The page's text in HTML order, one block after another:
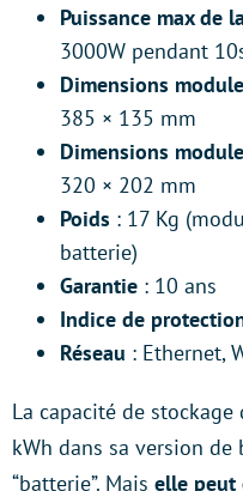
Puissance max de
3000W pendant
Dimensions
385 × 135 mm
Dimensions
320 × 202 mm
Poids : 17 Kg
batterie)
Garantie : 10 ans
Indice de
Réseau : Ethernet,
La capacité de
kWh dans sa version de
“batterie”. Mais elle peut